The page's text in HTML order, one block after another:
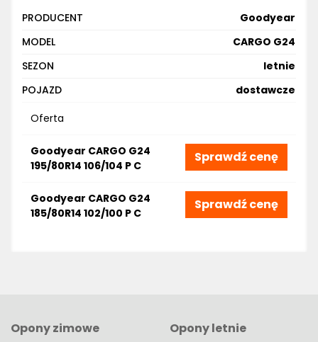
PRODUCENT
Goodyear
MODEL
CARGO G24
SEZON
letnie
POJAZD
dostawcze
Oferta
Goodyear CARGO G24
195/80R14 106/104 P C
Sprawdź cenę
Goodyear CARGO G24
185/80R14 102/100 P C
Sprawdź cenę
Opony zimowe
Opony letnie